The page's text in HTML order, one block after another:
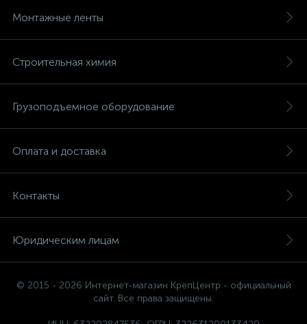
Монтажные ленты
Строительная химия
Грузоподъемное оборудование
Оплата и доставка
Контакты
Юридическим лицам
© 2015 - 2026 Интернет-магазин КрепЦентр - официальный
сайт. Все права защищены.